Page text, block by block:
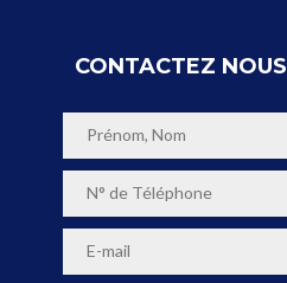
CONTACTEZ NOUS